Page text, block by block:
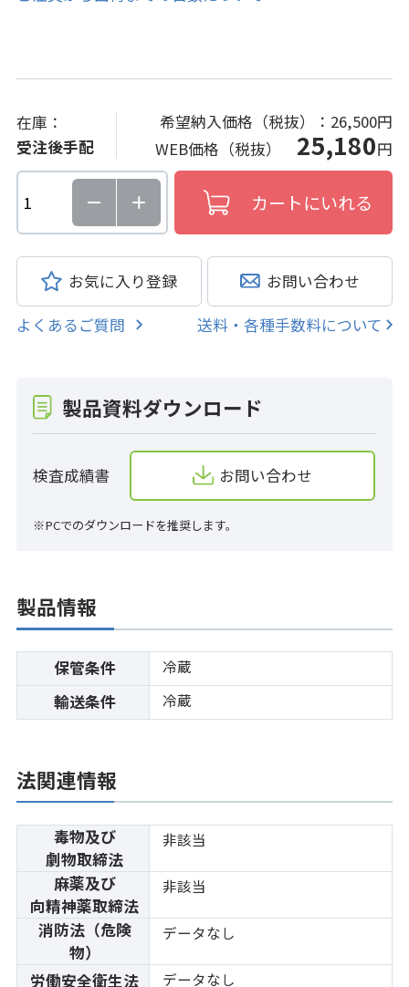
在庫：
受注後手配
希望納入価格（税抜）： 26,500円
WEB価格（税抜） 25,180円
お気に入り登録 お問い合わせ
よくあるご質問 送料・各種手数料について
製品資料ダウンロード
検査成績書 お問い合わせ
※PCでのダウンロードを推奨します。
製品情報
保管条件 冷蔵
輸送条件 冷蔵
法関連情報
毒物及び
劇物取締法
非該当
麻薬及び
向精神薬取締法
非該当
消防法（危険
物）
データなし
労働安全衛生法 データなし